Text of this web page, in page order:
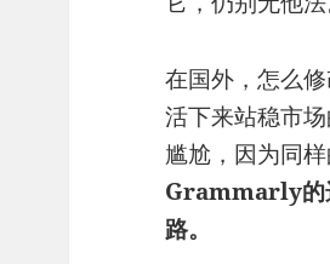
在国外，怎么
活下来站稳市
尴尬，因为同
Grammarly的
路。